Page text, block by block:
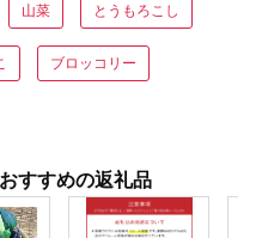
山菜 とうもろこし
ブロッコリー
すすめの返礼品